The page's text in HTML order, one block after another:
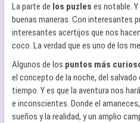
La parte de los puzles es notable.
buenas maneras. Con interesantes
interesantes acertijos que nos
coco. La verdad que es uno de los
Algunos de los puntos más
el concepto de la noche, del
tiempo. Y es que la aventura nos
e inconscientes. Donde el
sueños y la realidad, y un amplio